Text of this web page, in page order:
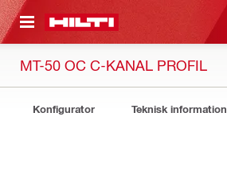
GÅ TILL HUVUDSIDAN
MT-50 OC C-KANAL PROFIL
Konfigurator Teknisk information